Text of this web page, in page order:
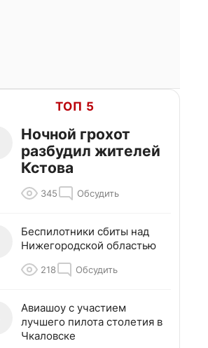
ТОП 5
Ночной грохот
разбудил жителей
Кстова
345 Обсудить
Беспилотники сбиты над
Нижегородской областью
218 Обсудить
Авиашоу с участием
лучшего пилота столетия в
Чкаловске